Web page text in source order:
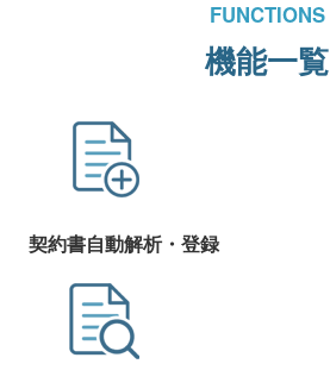
FUNCTIONS
機能一覧
契約書自動解析・登録